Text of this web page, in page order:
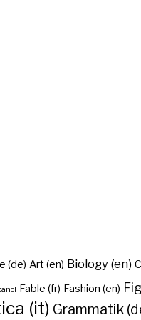
(de) Art (en) Biology (en)
Fable (fr) Fashion (en)
(it) Grammatik